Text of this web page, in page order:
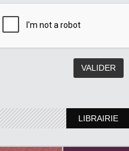
LIBRAIRIE